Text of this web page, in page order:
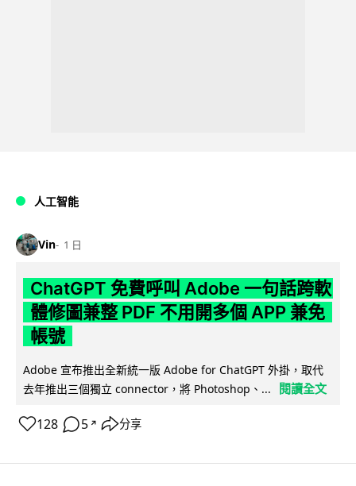
人工智能
Vin 1 日
ChatGPT 免費呼叫 Adobe 一句話跨軟
體修圖兼整 PDF 不用開多個 APP 兼免
帳號
Adobe 宣布推出全新統一版 Adobe for ChatGPT 外掛，取代
去年推出三個獨立 connector，將 Photoshop、...
閱讀全文
128 5 ↗ 分享